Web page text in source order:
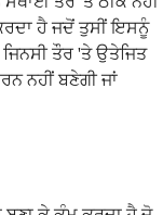
ਹੈ ਜਦੋਂ ਤੁਸੀਂ ਇਸਨੂੰ
ਤੌਰ 'ਤੇ ਉਤੇਜਿਤ
ਨਹੀਂ ਬਣੇਗੀ ਜਾਂ